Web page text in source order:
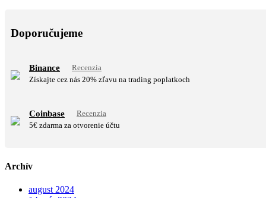
Doporučujeme
Binance
Recenzia
Získajte cez nás 20% zľavu na trading poplatkoch
Coinbase
Recenzia
5€ zdarma za otvorenie účtu
Archív
august 2024